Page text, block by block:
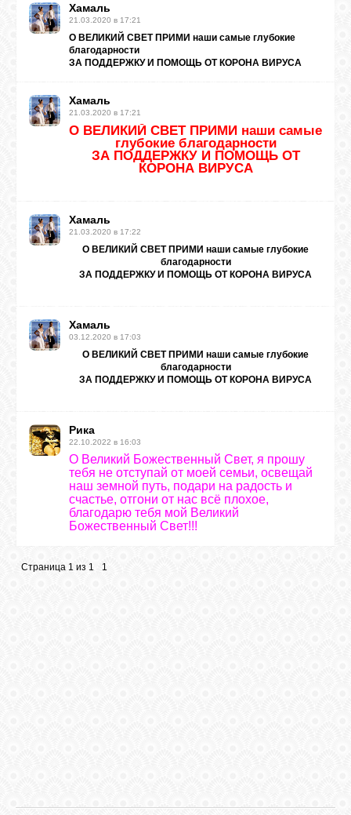
Хамаль
21.03.2020 в 17:21
О ВЕЛИКИЙ СВЕТ ПРИМИ наши самые глубокие
благодарности
ЗА ПОДДЕРЖКУ И ПОМОЩЬ ОТ КОРОНА ВИРУСА
Хамаль
21.03.2020 в 17:21
О ВЕЛИКИЙ СВЕТ ПРИМИ наши самые
глубокие благодарности
ЗА ПОДДЕРЖКУ И ПОМОЩЬ ОТ
КОРОНА ВИРУСА
Хамаль
21.03.2020 в 17:22
О ВЕЛИКИЙ СВЕТ ПРИМИ наши самые глубокие
благодарности
ЗА ПОДДЕРЖКУ И ПОМОЩЬ ОТ КОРОНА ВИРУСА
Хамаль
03.12.2020 в 17:03
О ВЕЛИКИЙ СВЕТ ПРИМИ наши самые глубокие
благодарности
ЗА ПОДДЕРЖКУ И ПОМОЩЬ ОТ КОРОНА ВИРУСА
Рика
22.10.2022 в 16:03
О Великий Божественный Свет, я прошу
тебя не отступай от моей семьи, освещай
наш земной путь, подари на радость и
счастье, отгони от нас всё плохое,
благодарю тебя мой Великий
Божественный Свет!!!
Страница 1 из 1 1